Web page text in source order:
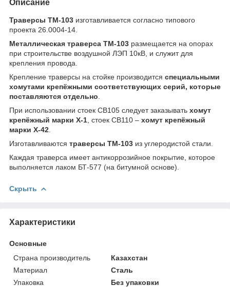
Описание
Траверсы ТМ-103 изготавливается согласно типового
проекта 26.0004-14.
Металлическая траверса ТМ-103 размещается на опорах
при строительстве воздушной ЛЭП 10кВ, и служит для
крепления провода.
Крепление траверсы на стойке производится специальными
хомутами крепёжными соответствующих серий, которые
поставляются отдельно
При использовании стоек СВ105 следует заказывать хомут
крепёжный марки Х-1 , стоек СВ110 – хомут крепёжный
марки Х-42
Изготавливаются траверсы ТМ-103 из углеродистой стали.
Каждая траверса имеет антикоррозийное покрытие, которое
выполняется лаком БТ-577 (на битумной основе).
Скрыть
Характеристики
Основные
Страна производитель
Казахстан
Материал
Сталь
Упаковка
Без упаковки